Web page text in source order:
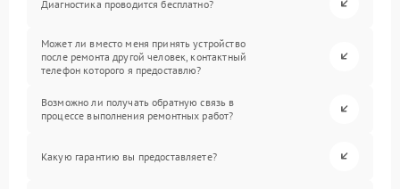
Диагностика проводится бесплатно?
Может ли вместо меня принять устройство
после ремонта другой человек, контактный
телефон которого я предоставлю?
Возможно ли получать обратную связь в
процессе выполнения ремонтных работ?
Какую гарантию вы предоставляете?